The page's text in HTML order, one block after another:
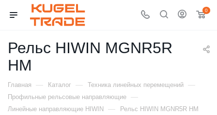
0
Рельс HIWIN MGNR5R
HM
Главная — Каталог — Техника линейных перемещений —
Профильные рельсовые направляющие —
Линейные направляющие HIWIN — Рельс HIWIN MGNR5R HM